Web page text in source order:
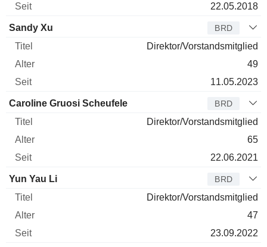
22.05.2018
Sandy Xu BRD
Direktor/Vorstandsmitglied
49
11.05.2023
Caroline Gruosi Scheufele BRD
Direktor/Vorstandsmitglied
65
22.06.2021
Yun Yau Li BRD
Direktor/Vorstandsmitglied
47
23.09.2022